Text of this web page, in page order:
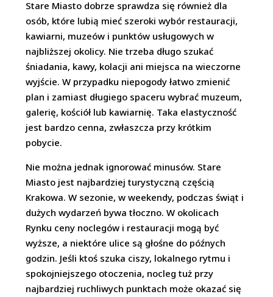
Stare Miasto dobrze sprawdza się również dla
osób, które lubią mieć szeroki wybór restauracji,
kawiarni, muzeów i punktów usługowych w
najbliższej okolicy. Nie trzeba długo szukać
śniadania, kawy, kolacji ani miejsca na wieczorne
wyjście. W przypadku niepogody łatwo zmienić
plan i zamiast długiego spaceru wybrać muzeum,
galerię, kościół lub kawiarnię. Taka elastyczność
jest bardzo cenna, zwłaszcza przy krótkim
pobycie.
Nie można jednak ignorować minusów. Stare
Miasto jest najbardziej turystyczną częścią
Krakowa. W sezonie, w weekendy, podczas świąt i
dużych wydarzeń bywa tłoczno. W okolicach
Rynku ceny noclegów i restauracji mogą być
wyższe, a niektóre ulice są głośne do późnych
godzin. Jeśli ktoś szuka ciszy, lokalnego rytmu i
spokojniejszego otoczenia, nocleg tuż przy
najbardziej ruchliwych punktach może okazać się